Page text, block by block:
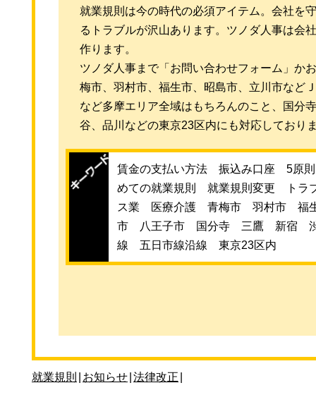
就業規則は今の時代の必須アイテム。会社を
るトラブルが沢山あります。ツノダ人事は会
作ります。
ツノダ人事まで「お問い合わせフォーム」か
梅市、羽村市、福生市、昭島市、立川市など
など多摩エリア全域はもちろんのこと、国分
谷、品川などの東京23区内にも対応しており
賃金の支払い方法 振込み口座 5原
めての就業規則 就業規則変更 ト
ス業 医療介護 青梅市 羽村市 福
市 八王子市 国分寺 三鷹 新宿
線 五日市線沿線 東京23区内
就業規則 お知らせ 法律改正